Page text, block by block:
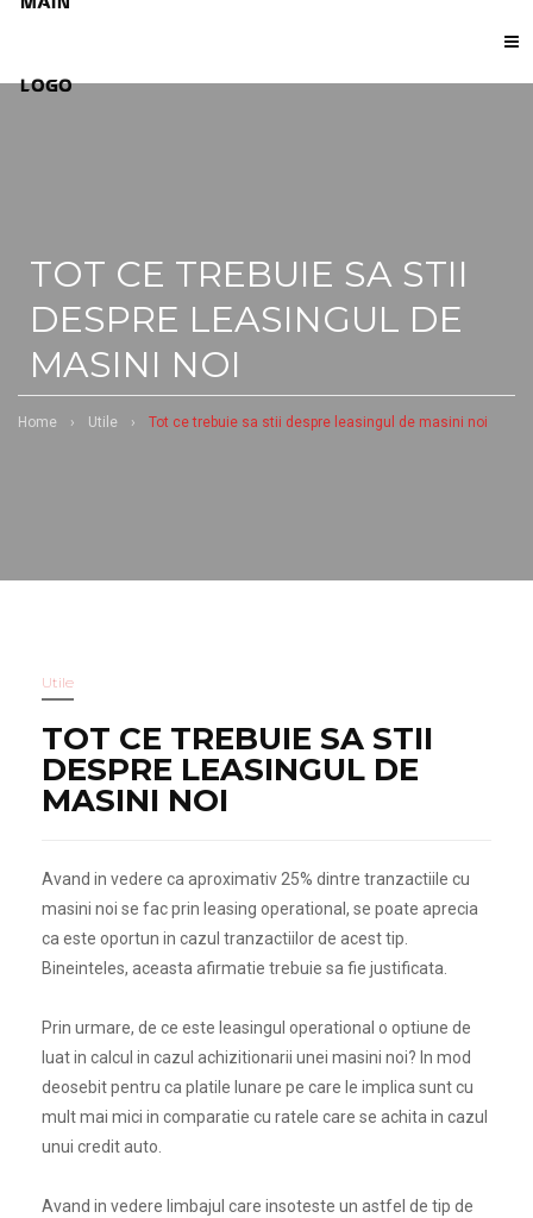
TOT CE TREBUIE SA STII
DESPRE LEASINGUL DE
MASINI NOI
Home › Utile › Tot ce trebuie sa stii despre leasingul de masini noi
Utile
TOT CE TREBUIE SA STII
DESPRE LEASINGUL DE
MASINI NOI
Avand in vedere ca aproximativ 25% dintre tranzactiile cu
masini noi se fac prin leasing operational, se poate aprecia
ca este oportun in cazul tranzactiilor de acest tip.
Bineinteles, aceasta afirmatie trebuie sa fie justificata.
Prin urmare, de ce este leasingul operational o optiune de
luat in calcul in cazul achizitionarii unei masini noi? In mod
deosebit pentru ca platile lunare pe care le implica sunt cu
mult mai mici in comparatie cu ratele care se achita in cazul
unui credit auto.
Avand in vedere limbajul care insoteste un astfel de tip de